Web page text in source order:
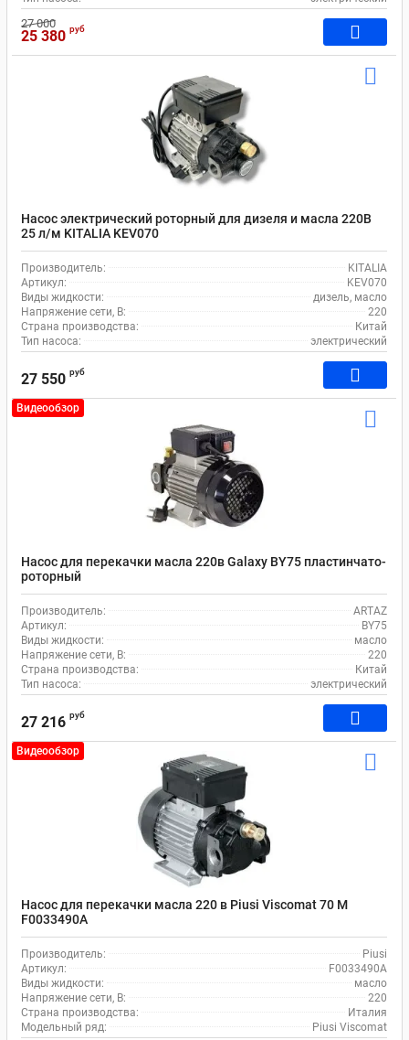
27 000
25 380 руб
Насос электрический роторный для дизеля и масла 220В
25 л/м KITALIA KEV070
Производитель:
KITALIA
Артикул:
KEV070
Виды жидкости:
дизель, масло
Напряжение сети, В:
220
Страна производства:
Китай
Тип насоса:
электрический
27 550 руб
Видеообзор
Насос для перекачки масла 220в Galaxy BY75 пластинчато-
роторный
Производитель:
ARTAZ
Артикул:
BY75
Виды жидкости:
масло
Напряжение сети, В:
220
Страна производства:
Китай
Тип насоса:
электрический
27 216 руб
Видеообзор
Насос для перекачки масла 220 в Piusi Viscomat 70 M
F0033490A
Производитель:
Piusi
Артикул:
F0033490A
Виды жидкости:
масло
Напряжение сети, В:
220
Страна производства:
Италия
Модельный ряд:
Piusi Viscomat